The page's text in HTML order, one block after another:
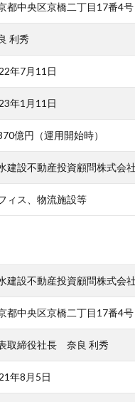
都中央区京橋二丁目17番4号
利秀
年7月11日
年1月11日
億円（運用開始時）
建設不動産投資顧問株式会社
ィス、物流施設等
建設不動産投資顧問株式会社
都中央区京橋二丁目17番4号
取締役社長 奈良 利秀
年8月5日